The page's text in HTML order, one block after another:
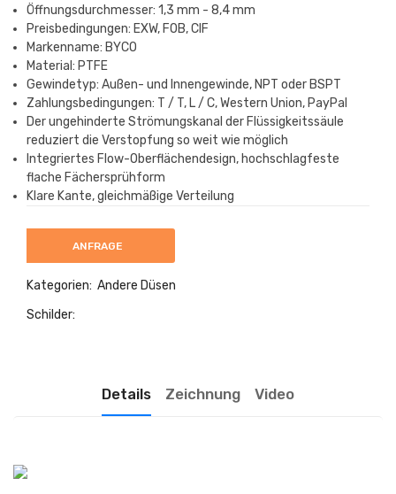
Öffnungsdurchmesser: 1,3 mm - 8,4 mm
Preisbedingungen: EXW, FOB, CIF
Markenname: BYCO
Material: PTFE
Gewindetyp: Außen- und Innengewinde, NPT oder BSPT
Zahlungsbedingungen: T / T, L / C, Western Union, PayPal
Der ungehinderte Strömungskanal der Flüssigkeitssäule
reduziert die Verstopfung so weit wie möglich
Integriertes Flow-Oberflächendesign, hochschlagfeste
flache Fächersprühform
Klare Kante, gleichmäßige Verteilung
ANFRAGE
Kategorien: Andere Düsen
Schilder:
Details Zeichnung Video